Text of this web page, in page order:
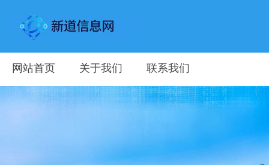
网站首页 关于我们 联系我们